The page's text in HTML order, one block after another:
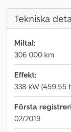
Tekniska
Miltal:
306 000 km
Effekt:
338 kW (459,55
Första
02/2019